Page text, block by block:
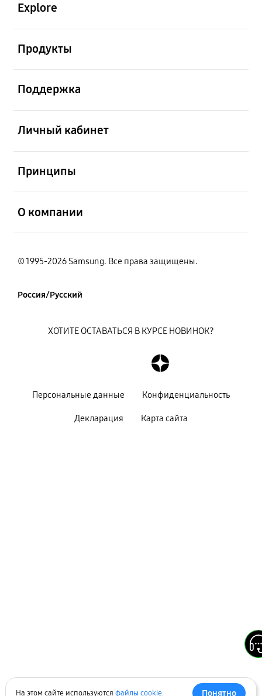
Explore
Продукты
Поддержка
Личный кабинет
Принципы
О компании
© 1995-2026 Samsung. Все права защищены.
Россия/Русский
Персональные данные Конфиденциальность
Декларация Карта сайта
ХОТИТЕ ОСТАВАТЬСЯ В КУРСЕ НОВИНОК?
На этом сайте используются файлы cookie. Понятно